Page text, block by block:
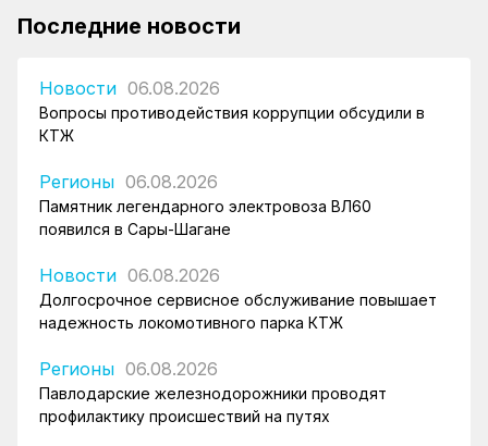
Последние новости
Новости 06.08.2026
Вопросы противодействия коррупции обсудили в
КТЖ
Регионы 06.08.2026
Памятник легендарного электровоза ВЛ60
появился в Сары-Шагане
Новости 06.08.2026
Долгосрочное сервисное обслуживание повышает
надежность локомотивного парка КТЖ
Регионы 06.08.2026
Павлодарские железнодорожники проводят
профилактику происшествий на путях